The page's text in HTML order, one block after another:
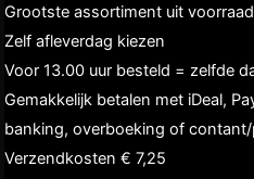
Grootste assortiment uit
Zelf afleverdag kiezen
Voor 13.00 uur besteld = zelfde
Gemakkelijk betalen met iDeal,
banking, overboeking of
Verzendkosten € 7,25